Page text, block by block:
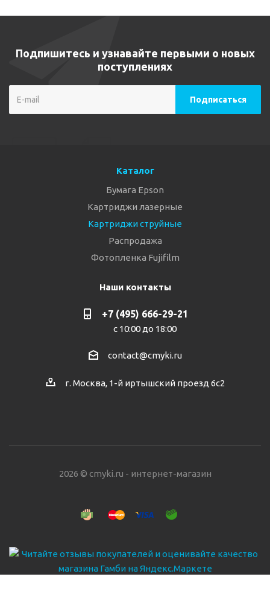
Подпишитесь и узнавайте первыми о новых
поступлениях
Каталог
Бумага Epson
Картриджи лазерные
Картриджи струйные
Распродажа
Фотопленка Fujifilm
Наши контакты
+7 (495) 666-29-21
с 10:00 до 18:00
contact@cmyki.ru
г. Москва, 1-й иртышский проезд 6с2
2026 © cmyki.ru - интернет-магазин